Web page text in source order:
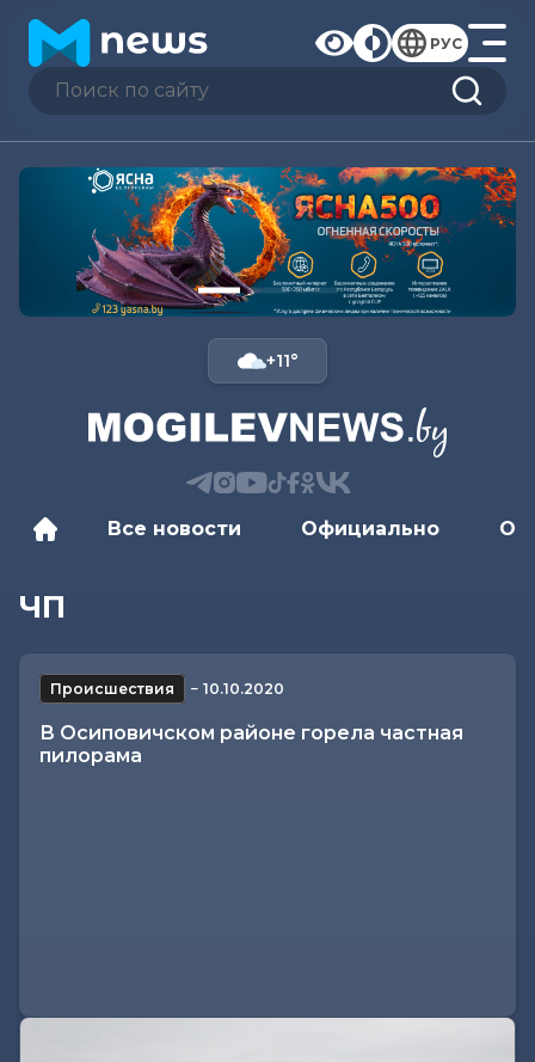
РУС
+11°
Все новости Официально
ЧП
Происшествия − 10.10.2020
В Осиповичском районе горела частная
пилорама